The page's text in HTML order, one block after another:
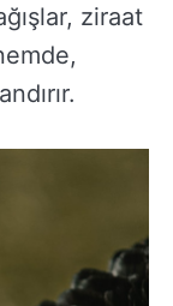
ziraat